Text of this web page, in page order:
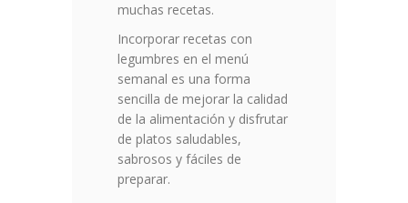
muchas recetas.
Incorporar recetas con
legumbres en el menú
semanal es una forma
sencilla de mejorar la calidad
de la alimentación y disfrutar
de platos saludables,
sabrosos y fáciles de
preparar.